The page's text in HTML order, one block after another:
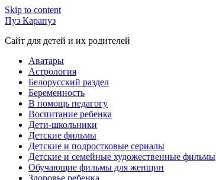
Skip to content
Пуз Карапуз
Сайт для детей и их родителей
Аватары
Астрология
Белорусский раздел
Беременность
В помощь педагогу
Воспитание ребенка
Дети-школьники
Детские фильмы
Детские и подростковые сериалы
Детские и семейные художественные фильмы
Обучающие фильмы для женщин
Здоровье ребенка